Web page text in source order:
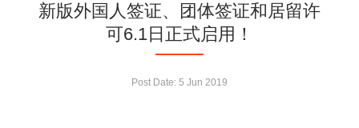
新版外国人签证、团体签证和居留许
可6.1日正式启用！
Post Date: 5 Jun 2019